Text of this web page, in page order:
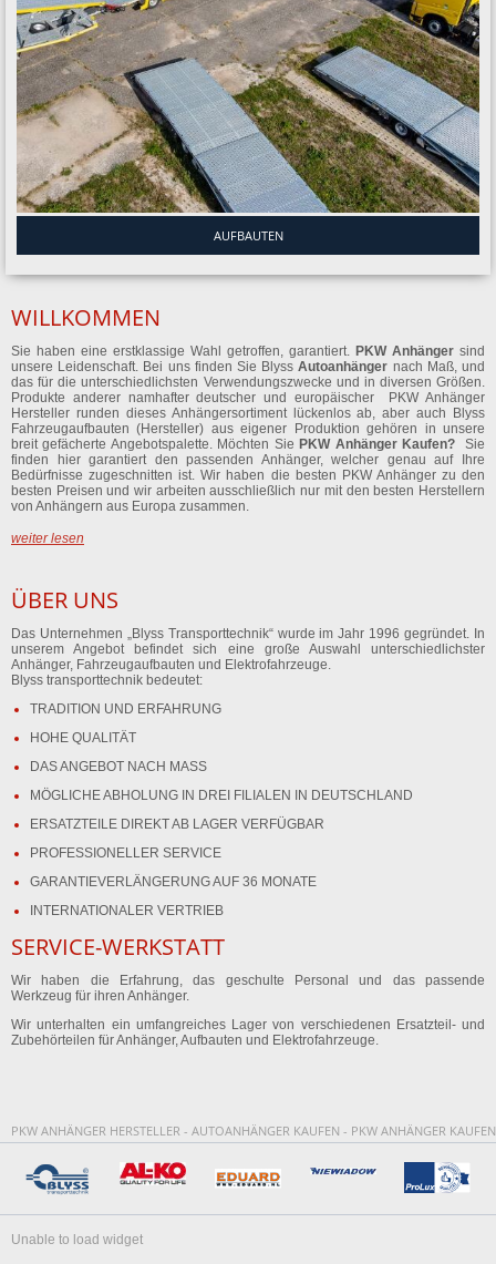
AUFBAUTEN
WILLKOMMEN
Sie haben eine erstklassige Wahl getroffen, garantiert. PKW Anhänger sind
unsere Leidenschaft. Bei uns finden Sie BlyssAutoanhänger nach Maß, und
das für die unterschiedlichsten Verwendungszwecke und in diversen Größen.
Produkte anderer namhafter deutscher und europäischer PKW Anhänger
Hersteller runden dieses Anhängersortiment lückenlos ab, aber auch Blyss
Fahrzeugaufbauten (Hersteller) aus eigener Produktion gehören in unsere
breit gefächerte Angebotspalette. Möchten Sie PKW Anhänger Kaufen? Sie
finden hier garantiert den passenden Anhänger, welcher genau auf Ihre
Bedürfnisse zugeschnitten ist. Wir haben die besten PKW Anhänger zu den
besten Preisen und wir arbeiten ausschließlich nur mit den besten Herstellern
von Anhängern aus Europa zusammen.
weiter lesen
ÜBER UNS
Das Unternehmen „Blyss Transporttechnik“ wurde im Jahr 1996 gegründet. In
unserem Angebot befindet sich eine große Auswahl unterschiedlichster
Anhänger, Fahrzeugaufbauten und Elektrofahrzeuge.
Blyss transporttechnik bedeutet:
TRADITION UND ERFAHRUNG
HOHE QUALITÄT
DAS ANGEBOT NACH MASS
MÖGLICHE ABHOLUNG IN DREI FILIALEN IN DEUTSCHLAND
ERSATZTEILE DIREKT AB LAGER VERFÜGBAR
PROFESSIONELLER SERVICE
GARANTIEVERLÄNGERUNG AUF 36 MONATE
INTERNATIONALER VERTRIEB
SERVICE-WERKSTATT
Wir haben die Erfahrung, das geschulte Personal und das passende
Werkzeug für ihren Anhänger.
Wir unterhalten ein umfangreiches Lager von verschiedenen Ersatzteil- und
Zubehörteilen für Anhänger, Aufbauten und Elektrofahrzeuge.
PKW ANHÄNGER HERSTELLER - AUTOANHÄNGER KAUFEN - PKW ANHÄNGER KAUFEN
Unable to load widget